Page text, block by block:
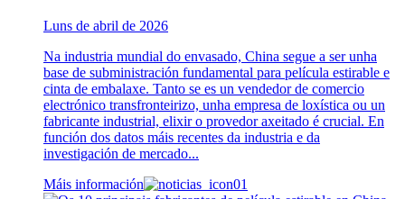
Luns de abril de 2026
Na industria mundial do envasado, China segue a ser unha
base de subministración fundamental para película estirable e
cinta de embalaxe. Tanto se es un vendedor de comercio
electrónico transfronteirizo, unha empresa de loxística ou un
fabricante industrial, elixir o provedor axeitado é crucial. En
función dos datos máis recentes da industria e da
investigación de mercado...
Máis información